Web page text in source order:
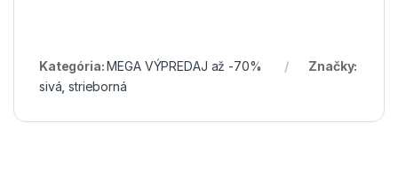
Kategória:MEGA VÝPREDAJ až -70%
Značky:
sivá ,strieborná